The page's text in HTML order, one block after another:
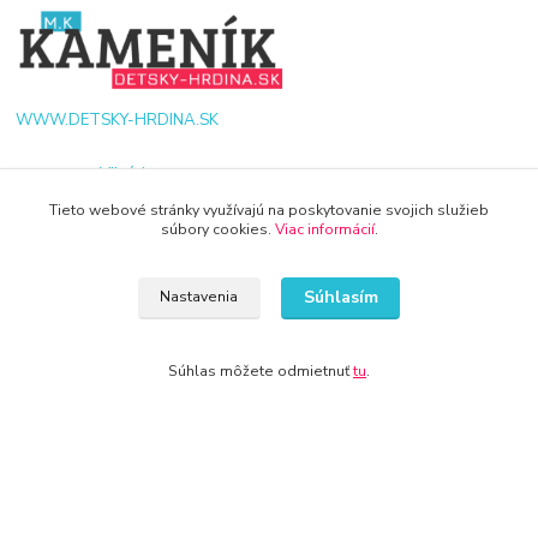
WWW.DETSKY-HRDINA.SK
Viktória
+421 940 949 000
Tieto webové stránky využívajú na poskytovanie svojich služieb
súbory cookies. Viac informácií.
Nastavenia Súhlasím
Súhlas môžete odmietnuťtu.